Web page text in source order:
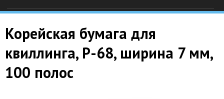
Корейская бумага для
квиллинга, P-68, ширина 7 мм,
100 полос